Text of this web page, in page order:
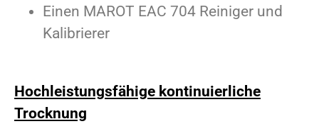
Einen MAROT EAC 704 Reiniger und
Kalibrierer
Hochleistungsfähige kontinuierliche
Trocknung